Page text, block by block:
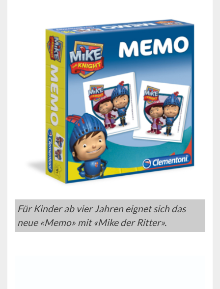
Für Kinder ab vier Jahren eignet sich das
neue «Memo» mit «Mike der Ritter».